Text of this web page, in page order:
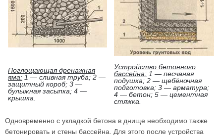
Поглощающая дренажная
яма: 1 — сливная труба; 2 —
защитный короб; 3 —
булыжная засыпка; 4 —
крышка.
Устройство бетонного
бассейна: 1 — песчаная
подушка; 2 — щебёночная
подготовка; 3 — арматура;
4 — бетон; 5 — цементная
стяжка.
Одновременно с укладкой бетона в днище необходимо также
бетонировать и стены бассейна. Для этого после устройства